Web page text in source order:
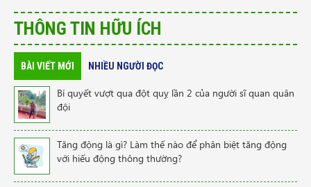
THÔNG TIN HỮU ÍCH
BÀI VIẾT MỚI NHIỀU NGƯỜI ĐỌC
Bí quyết vượt qua đột quỵ lần 2 của người sĩ quan quân
đội
Tăng động là gì? Làm thế nào để phân biệt tăng động
với hiếu động thông thường?